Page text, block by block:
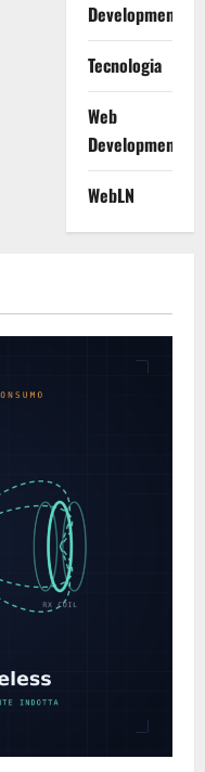
Development
Tecnologia
Web
Development
WebLN